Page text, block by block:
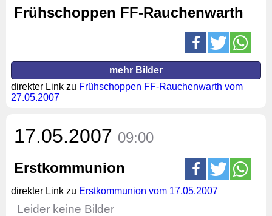
Frühschoppen FF-Rauchenwarth
mehr Bilder
direkter Link zu Frühschoppen FF-Rauchenwarth vom
27.05.2007
17.05.2007 09:00
Erstkommunion
direkter Link zu Erstkommunion vom 17.05.2007
Leider keine Bilder